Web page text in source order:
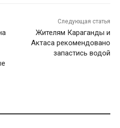
Следующая статья
Жителям Караганды и
Актаса рекомендовано
запастись водой